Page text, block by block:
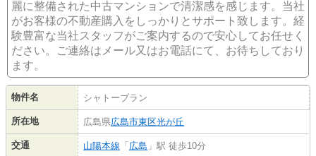
麗に整備された中古マンションで清潔感を感じます。当社
がお客様の不動産購入をしっかりとサポート致します。経
験豊富な当社スタッフがご案内するので安心してお任せく
ださい。ご連絡はメール又はお電話にて、お待ちしており
ます。
物件名 シャトーブラン
所在地 広島県広島市東区光が丘
交通 山陽本線 「広島 」駅 徒歩10分